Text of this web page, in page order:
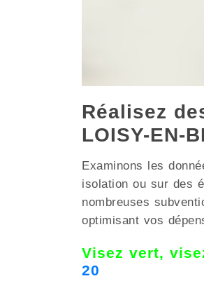
Réalisez
LOISY-EN-
Examinons les
isolation ou sur des
nombreuses
optimisant vos
Visez vert,
20